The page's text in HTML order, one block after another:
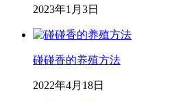
2023年1月3日
碰碰香的养殖方法
2022年4月18日